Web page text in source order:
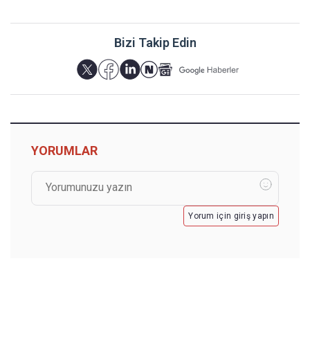
Bizi Takip Edin
YORUMLAR
Yorum için giriş yapın